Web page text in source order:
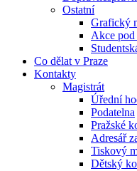
Ostatní
Grafický
Akce pod
Co dělat v Praze
Kontakty
Magistrát
Úřední
Podatelna
Pražské
Adresář
Tiskový
Dětský